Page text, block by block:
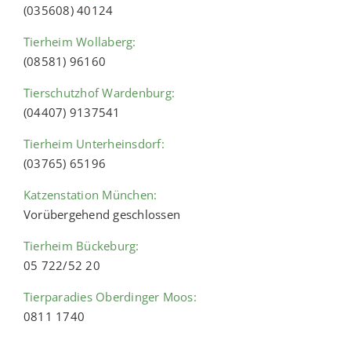
(035608) 40124
Tierheim Wollaberg:
(08581) 96160
Tierschutzhof Wardenburg:
(04407) 9137541
Tierheim Unterheinsdorf:
(03765) 65196
Katzenstation München:
Vorübergehend geschlossen
Tierheim Bückeburg:
05 722/52 20
Tierparadies Oberdinger Moos:
0811 1740